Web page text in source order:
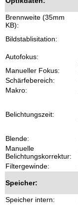
Brennweite (35mm
KB):
Bildstablisitation:
Autofokus:
Manueller Fokus:
Schärfebereich:
Makro:
Belichtungszeit:
Blende:
Manuelle
Belichtungskorrektur:
Filtergewinde:
Speicher:
Speicher intern: